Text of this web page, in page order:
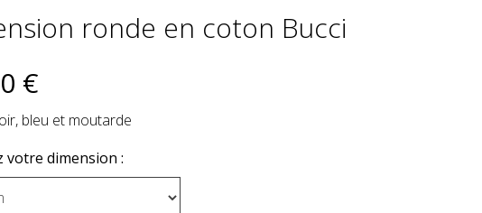
ronde en coton Bucci
€
bleu et moutarde
votre dimension :